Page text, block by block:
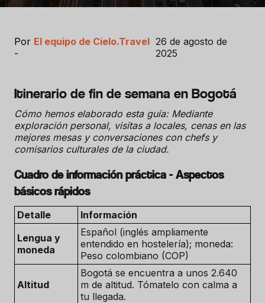
Por El equipo de Cielo.Travel
-
26 de agosto de
2025
Itinerario de fin de semana en Bogotá
Cómo hemos elaborado esta guía: Mediante
exploración personal, visitas a locales, cenas en las
mejores mesas y conversaciones con chefs y
comisarios culturales de la ciudad.
Cuadro de información práctica - Aspectos
básicos rápidos
Detalle
Información
Lengua y
moneda
Español (inglés ampliamente
entendido en hostelería); moneda:
Peso colombiano (COP)
Altitud
Bogotá se encuentra a unos 2.640
m de altitud. Tómatelo con calma a
tu llegada.